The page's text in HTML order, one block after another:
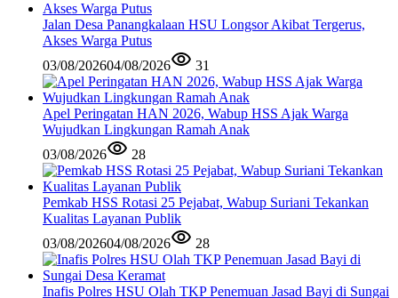
Jalan Desa Panangkalaan HSU Longsor Akibat Tergerus,
Akses Warga Putus
03/08/202604/08/2026 31
Apel Peringatan HAN 2026, Wabup HSS Ajak Warga
Wujudkan Lingkungan Ramah Anak
03/08/2026
28
Pemkab HSS Rotasi 25 Pejabat, Wabup Suriani Tekankan
Kualitas Layanan Publik
03/08/202604/08/2026 28
Inafis Polres HSU Olah TKP Penemuan Jasad Bayi di Sungai